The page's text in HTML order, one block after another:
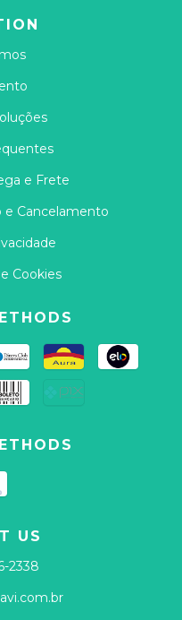
e Frete
e Cancelamento
Cookies
US
2338